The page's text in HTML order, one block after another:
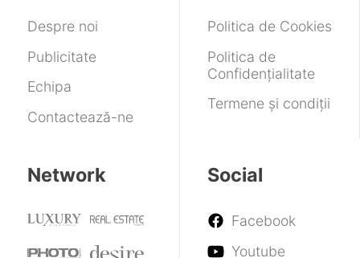
de
megapixeli
Despre noi
Publicitate
Echipa
Contactează-ne
Politica de Cookies
Politica de
Confidențialitate
Termene și condiții
Network Social
Facebook
Youtube